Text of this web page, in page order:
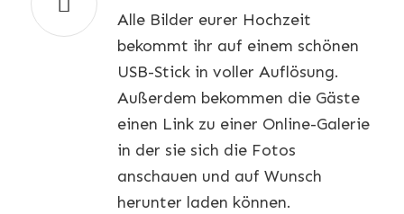
Alle Bilder eurer Hochzeit
bekommt ihr auf einem schönen
USB-Stick in voller Auflösung.
Außerdem bekommen die Gäste
einen Link zu einer Online-Galerie
in der sie sich die Fotos
anschauen und auf Wunsch
herunter laden können.